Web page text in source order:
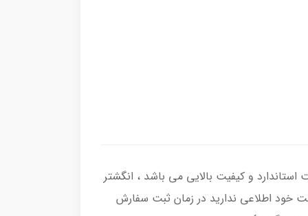
اصل با عیار بین المللی 925 ساخته شده و دارای ضخامت استاندارد و کیفیت بالایی می‌ باشد ، انگشتر
خود اطلاعی ندارید در زمان ثبت سفارش